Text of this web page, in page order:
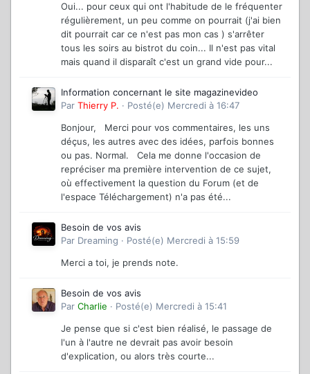
Oui... pour ceux qui ont l'habitude de le fréquenter
régulièrement, un peu comme on pourrait (j'ai bien
dit pourrait car ce n'est pas mon cas ) s'arrêter
tous les soirs au bistrot du coin... Il n'est pas vital
mais quand il disparaît c'est un grand vide pour...
Information concernant le site magazinevideo
Par Thierry P. · Posté(e) Mercredi à 16:47
Bonjour, Merci pour vos commentaires, les uns
déçus, les autres avec des idées, parfois bonnes
ou pas. Normal. Cela me donne l'occasion de
repréciser ma première intervention de ce sujet,
où effectivement la question du Forum (et de
l'espace Téléchargement) n'a pas été...
Besoin de vos avis
Par Dreaming · Posté(e) Mercredi à 15:59
Merci a toi, je prends note.
Besoin de vos avis
Par Charlie · Posté(e) Mercredi à 15:41
Je pense que si c'est bien réalisé, le passage de
l'un à l'autre ne devrait pas avoir besoin
d'explication, ou alors très courte...